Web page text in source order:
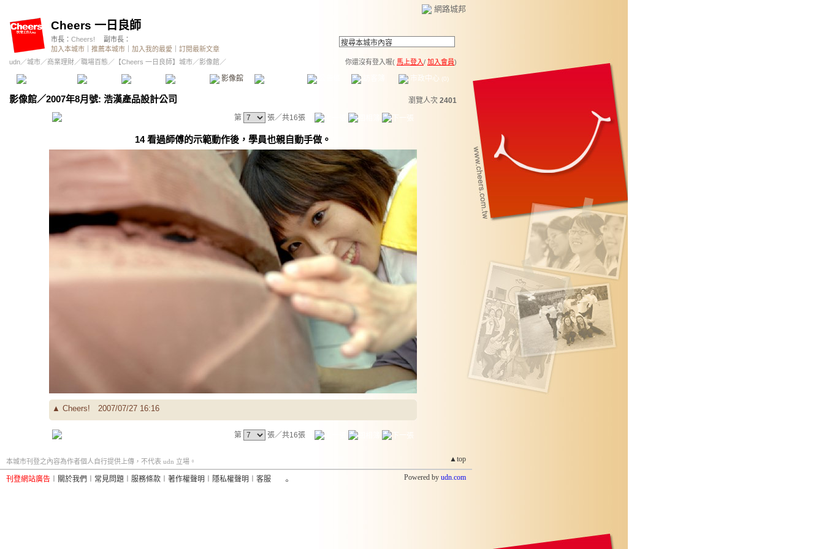
網路城邦
Cheers 一日良師
市長： Cheers!
副市長：
加入本城市
推薦本城市 加入我的最愛
訂閱最新文章
udn／城市／商業理財／職場百態 ／ 【Cheers 一日良師】城市／影像館／ 你還沒有登入喔( 馬上登入/ 加入會員)
精華區 投票區 影像館 公告區 訪客簿 市政中心 (0)
影像館／2007年8月號: 浩漢產品設計公司 瀏覽人次 2401
第
張／共16張
14 看過師傅的示範動作後，學員也親自動手做。
▲ Cheers! 2007/07/27 16:16
第 張／共16張
▲top
本城市刊登之內容為作者個人自行提供上傳，不代表 udn 立場。
刊登網站廣告 關於我們 常見問題 服務條款 著作權聲明 隱私權聲明 客服 Powered by udn.com